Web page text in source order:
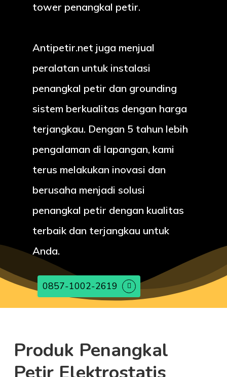
tower penangkal petir.
Antipetir.net juga menjual
peralatan untuk instalasi
penangkal petir dan grounding
sistem berkualitas dengan harga
terjangkau. Dengan 5 tahun lebih
pengalaman di lapangan, kami
terus melakukan inovasi dan
berusaha menjadi solusi
penangkal petir dengan kualitas
terbaik dan terjangkau untuk
Anda.
0857-1002-2619
Produk Penangkal